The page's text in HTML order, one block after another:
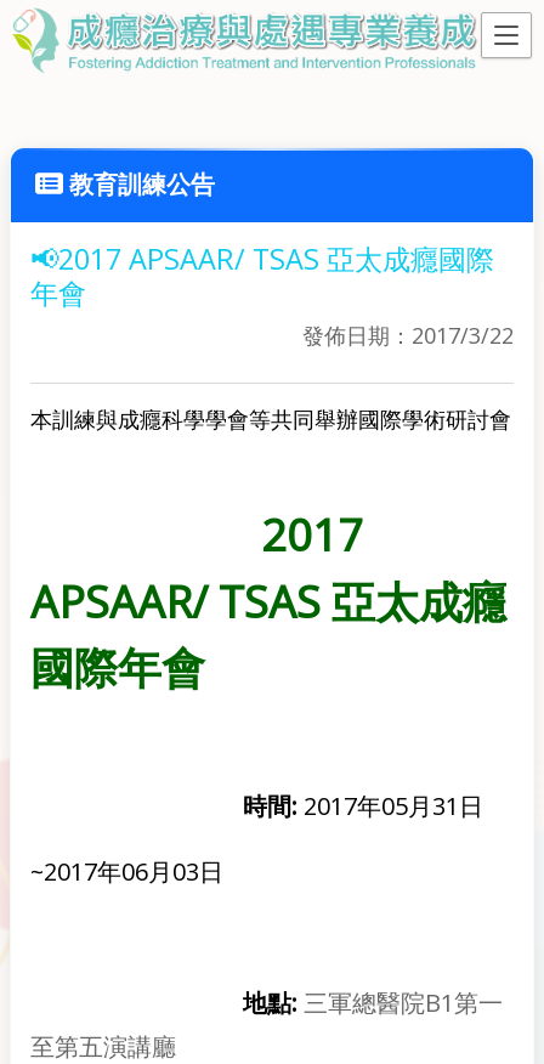
教育訓練公告
📢2017 APSAAR/ TSAS 亞太成癮國際
年會
發佈日期：2017/3/22
本訓練與成癮科學學會等共同舉辦國際學術研討會
2017
APSAAR/ TSAS 亞太成癮
國際年會
時間: 2017年05月31日
~2017年06月03日
地點: 三軍總醫院B1第一
至第五演講廳